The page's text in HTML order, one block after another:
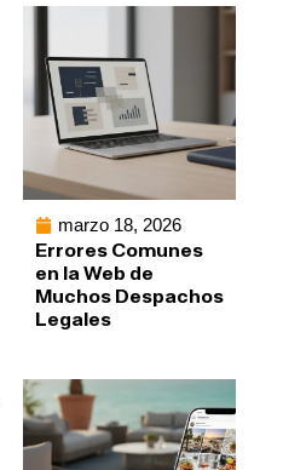
marzo 18, 2026
Errores Comunes
en la Web de
Muchos Despachos
Legales